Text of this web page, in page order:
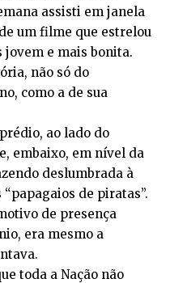
assisti em janela
um filme que estrelou
jovem e mais bonita.
não só do
como a de sua
ao lado do
embaixo, em nível da
deslumbrada à
de piratas”.
de presença
era mesmo a
toda a Nação não